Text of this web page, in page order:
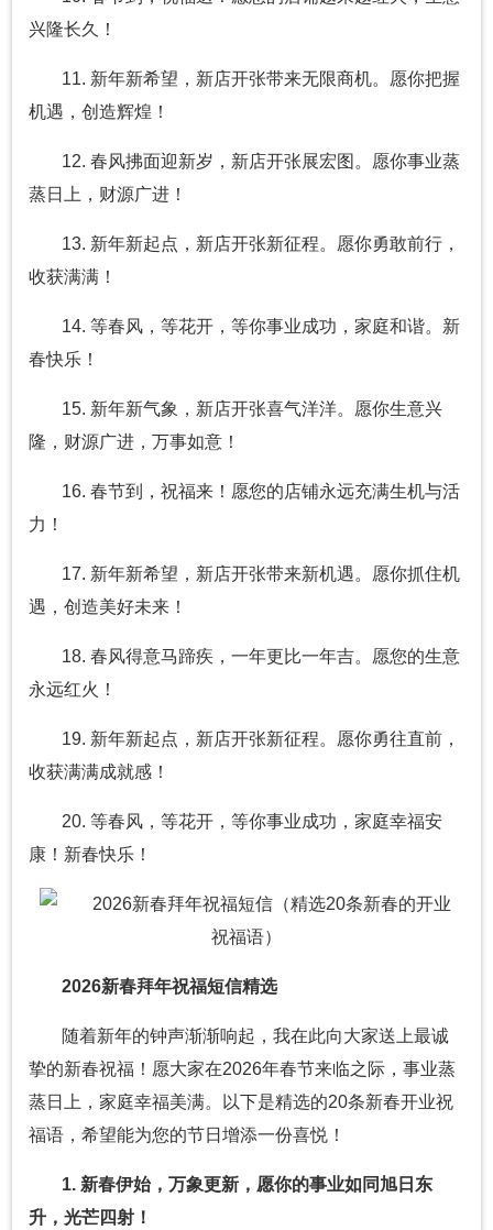
兴隆长久！
11. 新年新希望，新店开张带来无限商机。愿你把握
机遇，创造辉煌！
12. 春风拂面迎新岁，新店开张展宏图。愿你事业蒸
蒸日上，财源广进！
13. 新年新起点，新店开张新征程。愿你勇敢前行，
收获满满！
14. 等春风，等花开，等你事业成功，家庭和谐。新
春快乐！
15. 新年新气象，新店开张喜气洋洋。愿你生意兴
隆，财源广进，万事如意！
16. 春节到，祝福来！愿您的店铺永远充满生机与活
力！
17. 新年新希望，新店开张带来新机遇。愿你抓住机
遇，创造美好未来！
18. 春风得意马蹄疾，一年更比一年吉。愿您的生意
永远红火！
19. 新年新起点，新店开张新征程。愿你勇往直前，
收获满满成就感！
20. 等春风，等花开，等你事业成功，家庭幸福安
康！新春快乐！
2026新春拜年祝福短信精选
随着新年的钟声渐渐响起，我在此向大家送上最诚
挚的新春祝福！愿大家在2026年春节来临之际，事业蒸
蒸日上，家庭幸福美满。以下是精选的20条新春开业祝
福语，希望能为您的节日增添一份喜悦！
1. 新春伊始，万象更新，愿你的事业如同旭日东
升，光芒四射！